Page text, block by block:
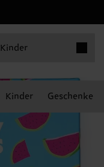
Kinder
Kinder Geschenke